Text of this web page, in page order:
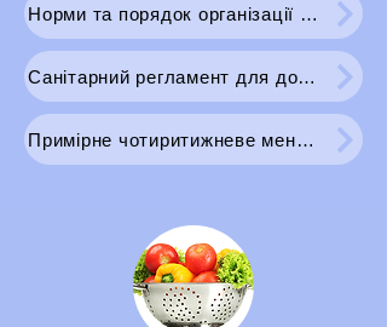
Норми та порядок організації харчування у закладах освіти (постанова КМУ від 24.03.2021 № 305)
Санітарний регламент для дошкільних навчальних закладів
​Примірне чотиритижневе меню ДНЗ №28 «Ювілейний» на літній період 2025-2026 року